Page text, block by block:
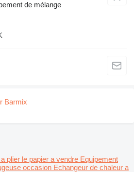
de mélange
Barmix
plier le papier a vendre Equipement
occasion Echangeur de chaleur a